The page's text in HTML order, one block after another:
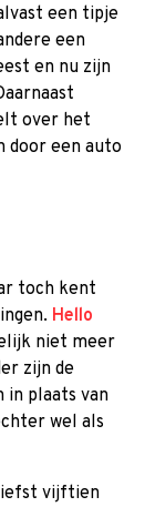
een tipje
een
en nu zijn
over het
door een auto
toch kent
Hello
niet meer
zijn de
plaats van
wel als
vijftien